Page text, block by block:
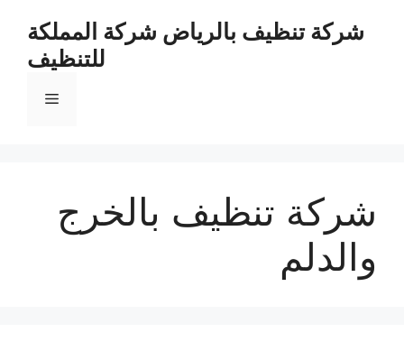
شركة تنظيف بالرياض شركة المملكة
للتنظيف
القائمة
شركة تنظيف بالخرج
والدلم